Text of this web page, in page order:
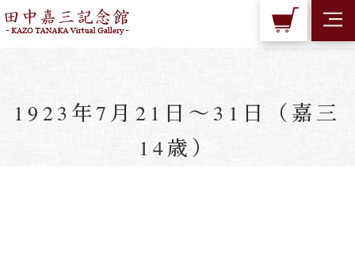
1923年7月21日～31日（嘉三
14歳）